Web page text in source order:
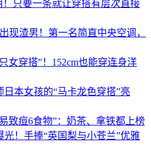
！只要一条就让穿搭有层次直接
现渣男！第一名简直中央空调，
女穿搭”！152cm也能穿连身洋
本女孩的“马卡龙色穿搭”亮
致痘6食物”：奶茶、拿铁都上榜
光！手捧“英国梨与小苍兰”优雅